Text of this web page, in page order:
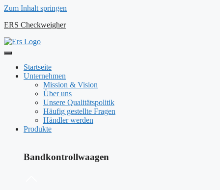
Zum Inhalt springen
ERS Checkweigher
Startseite
Unternehmen
Mission & Vision
Über uns
Unsere Qualitätspolitik
Häufig gestellte Fragen
Händler werden
Produkte
Bandkontrollwaagen